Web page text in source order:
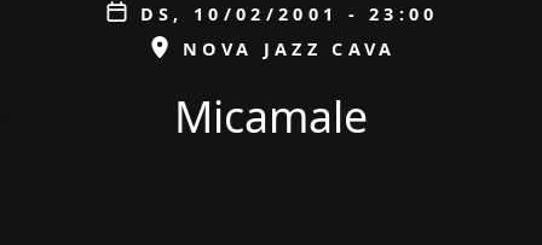
Data
DS, 10/02/2001 - 23:00
ESPAI
NOVA JAZZ CAVA
Micamale